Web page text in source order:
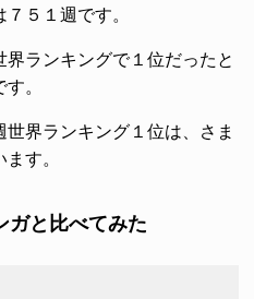
５１週です。
ランキングで１位だったと
。
界ランキング１位は、さま
す。
ガと比べてみた